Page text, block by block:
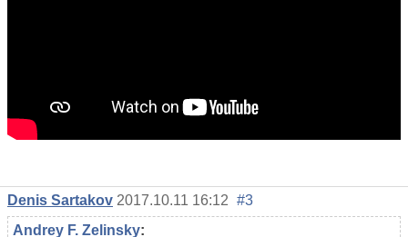
Denis Sartakov 2017.10.11 16:12 #3
Andrey F. Zelinsky: